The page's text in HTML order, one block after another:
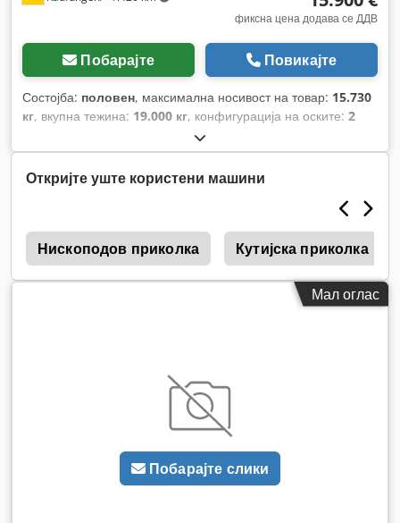
фиксна цена додава се ДДВ
Побарајте Повикајте
Состојба: половен, максимална носивост на товар: 15.730
кг, вкупна тежина: 19.000 кг, конфигурација на оските: 2
01/2021
08/2028, Година на изградба:2021,
Откријте уште користени машини
Нископодов приколка Кутијска приколка
Мал оглас
Побарајте слики